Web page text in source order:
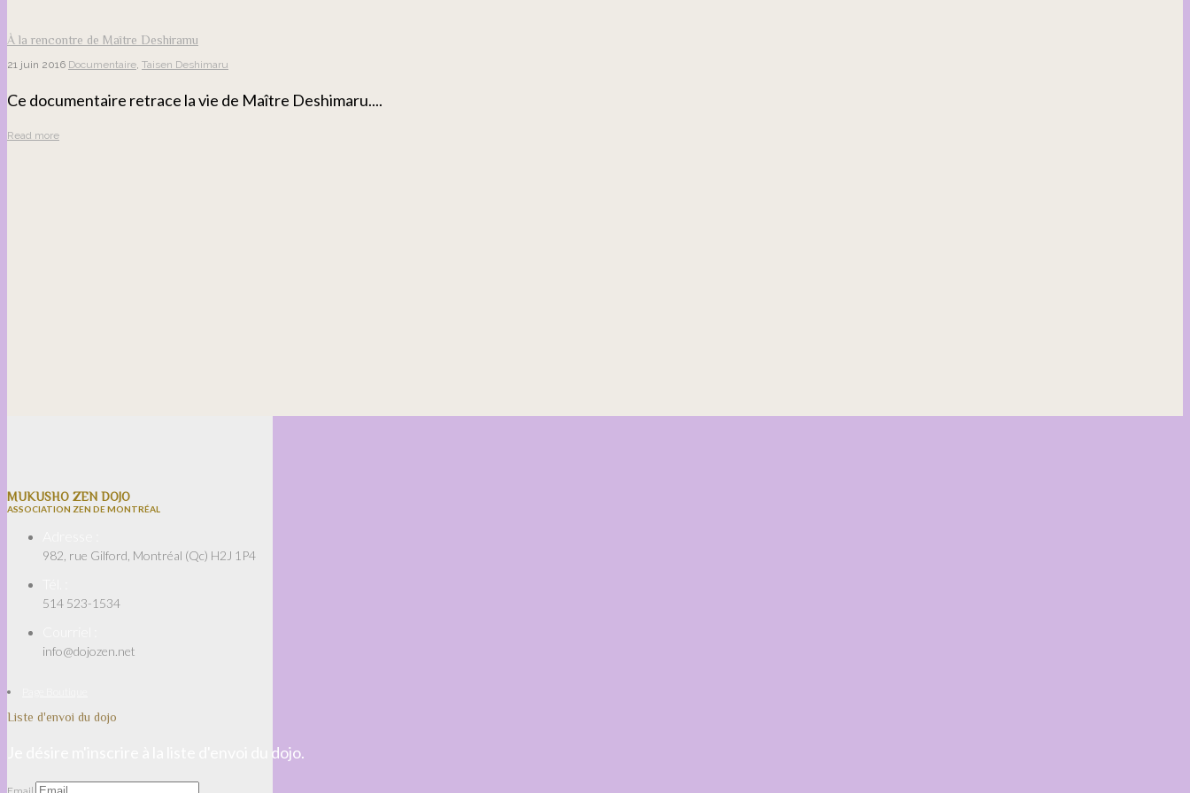
À la rencontre de Maître Deshiramu
21 juin 2016 Documentaire, Taisen Deshimaru
Ce documentaire retrace la vie de Maître Deshimaru....
Read more
MUKUSHO ZEN DOJO
ASSOCIATION ZEN DE MONTRÉAL
982, rue Gilford, Montréal (Qc) H2J 1P4
514 523-1534
info@dojozen.net
Liste d'envoi du dojo
Je désire m'inscrire à la liste d'envoi du dojo.